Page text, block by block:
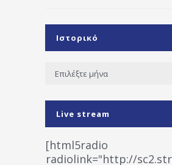
Ιστορικό
Ιστορικό
Live stream
[html5radio
radiolink="http://